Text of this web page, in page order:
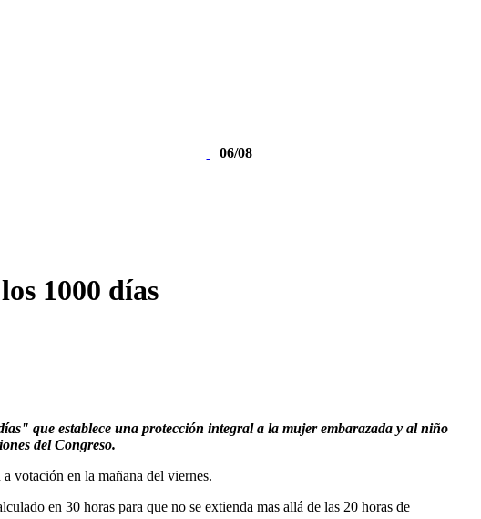
06/08
1000 días
que establece una protección integral a la mujer embarazada y al niño
del Congreso.
votación en la mañana del viernes.
en 30 horas para que no se extienda mas allá de las 20 horas de